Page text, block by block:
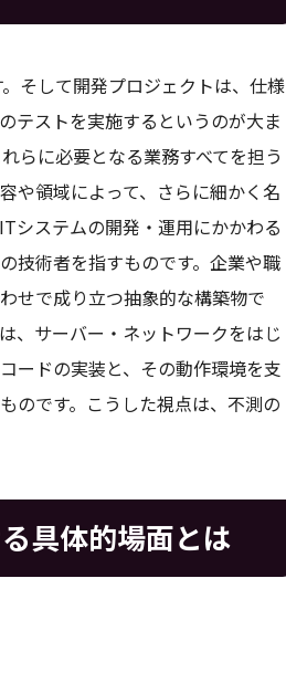
そして開発プロジェクトは、仕様
テストを実施するというのが大ま
らに必要となる業務すべてを担う
や領域によって、さらに細かく名
システムの開発・運用にかかわる
技術者を指すものです。企業や職
せで成り立つ抽象的な構築物で
、サーバー・ネットワークをはじ
ードの実装と、その動作環境を支
のです。こうした視点は、不測の
具体的場面とは